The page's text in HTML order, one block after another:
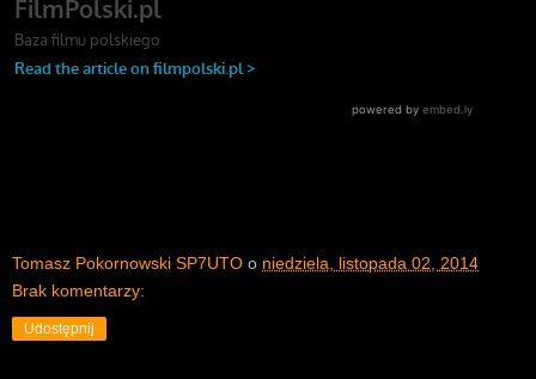
Tomasz Pokornowski SP7UTO o niedziela, listopada 02, 2014
Brak komentarzy:
Udostępnij